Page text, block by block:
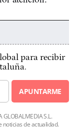
para recibir
APUNTARME
S.L.
de actualidad.